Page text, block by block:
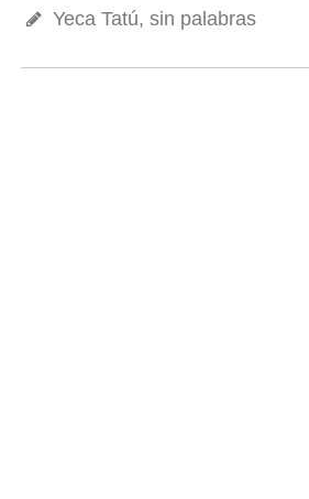
Yeca Tatú, sin palabras